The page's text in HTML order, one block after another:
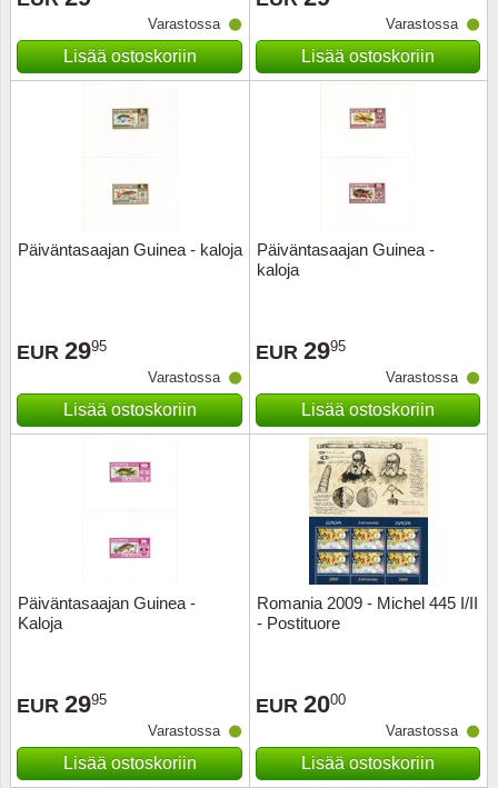
Varastossa
Lisää ostoskoriin
Varastossa
Lisää ostoskoriin
Päiväntasaajan Guinea - kaloja
EUR 2995
Varastossa
Lisää ostoskoriin
Päiväntasaajan Guinea -
kaloja
EUR 2995
Varastossa
Lisää ostoskoriin
Päiväntasaajan Guinea -
Kaloja
EUR 2995
Varastossa
Lisää ostoskoriin
Romania 2009 - Michel 445 I/II
- Postituore
EUR 2000
Varastossa
Lisää ostoskoriin
Musiiki
Itä-
Itävalta
Kreikka
Länsi-
Malta